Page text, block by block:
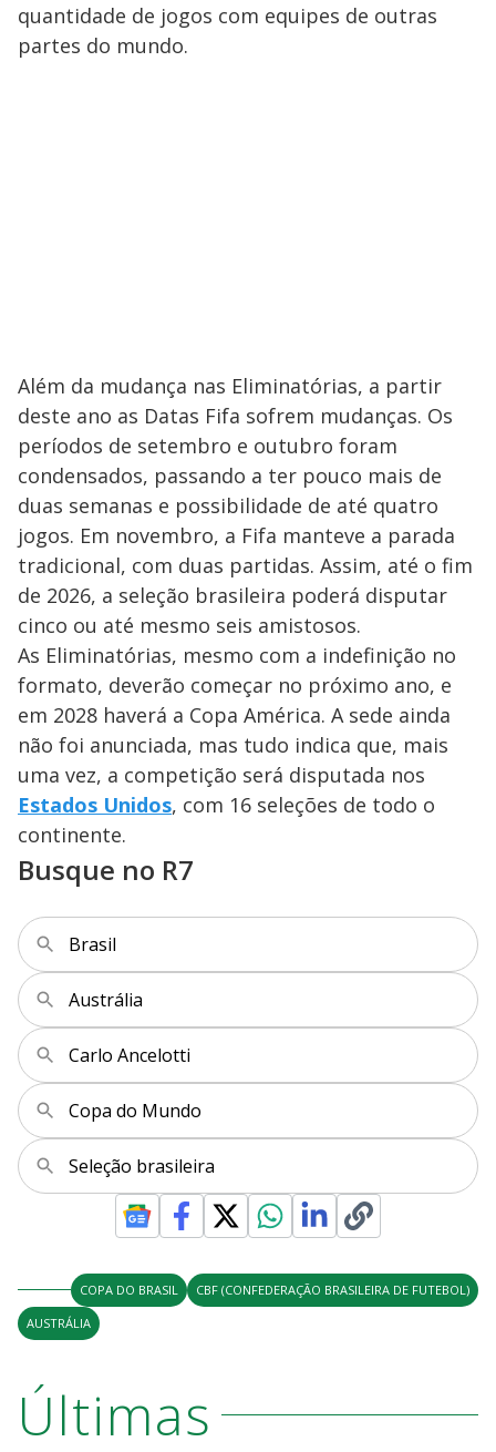
quantidade de jogos com equipes de outras
partes do mundo.
Além da mudança nas Eliminatórias, a partir
deste ano as Datas Fifa sofrem mudanças. Os
períodos de setembro e outubro foram
condensados, passando a ter pouco mais de
duas semanas e possibilidade de até quatro
jogos. Em novembro, a Fifa manteve a parada
tradicional, com duas partidas. Assim, até o fim
de 2026, a seleção brasileira poderá disputar
cinco ou até mesmo seis amistosos.
As Eliminatórias, mesmo com a indefinição no
formato, deverão começar no próximo ano, e
em 2028 haverá a Copa América. A sede ainda
não foi anunciada, mas tudo indica que, mais
uma vez, a competição será disputada nos
Estados Unidos, com 16 seleções de todo o
continente.
Busque no R7
Brasil
Austrália
Carlo Ancelotti
Copa do Mundo
Seleção brasileira
COPA DO BRASIL
CBF (CONFEDERAÇÃO BRASILEIRA DE FUTEBOL)
AUSTRÁLIA
Últimas